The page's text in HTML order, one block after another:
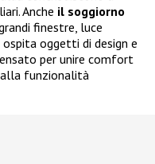
Anche il soggiorno
finestre, luce
oggetti di design e
per unire comfort
alla funzionalità